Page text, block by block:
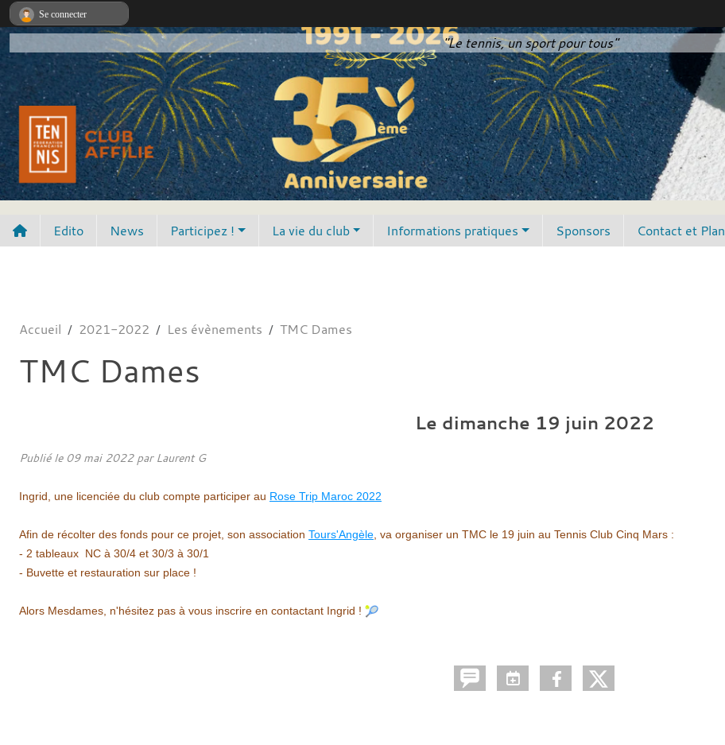
"Le tennis, un sport pour tous"
Edito News Participez ! La vie du club Informations pratiques Sponsors Contact et Plan
Accueil 2021-2022 Les évènements TMC Dames
TMC Dames
Le dimanche 19 juin 2022
Publié le 09 mai 2022par Laurent G
Ingrid, une licenciée du club compte participer au Rose Trip Maroc 2022
Afin de récolter des fonds pour ce projet, son association Tours'Angèle , va organiser un TMC le 19 juin au Tennis Club Cinq Mars :
- 2 tableaux NC à 30/4 et 30/3 à 30/1
- Buvette et restauration sur place !
Alors Mesdames, n'hésitez pas à vous inscrire en contactant Ingrid !
Se connecter
Panneau de gestion des cookies